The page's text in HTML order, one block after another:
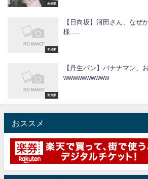
未分類
未分類
【日向坂】河田さん、なぜ
様.....
未分類
【丹生パン】バナナマン、
wwwwwwwwww
おススメ